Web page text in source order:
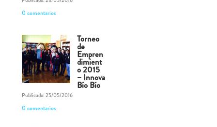
0 comentarios
Torneo
de
Empren
dimient
o 2015
– Innova
Bío Bío
Publicado: 25/05/2016
0 comentarios